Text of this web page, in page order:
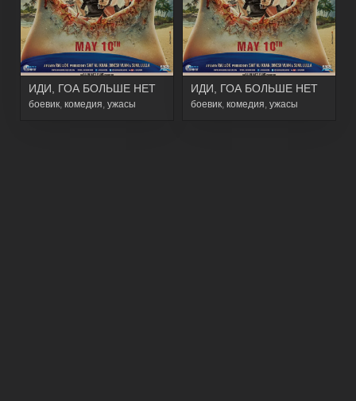
ИДИ, ГОА БОЛЬШЕ НЕТ
боевик комедия ужасы
ИДИ, ГОА БОЛЬШЕ НЕТ
боевик комедия ужасы